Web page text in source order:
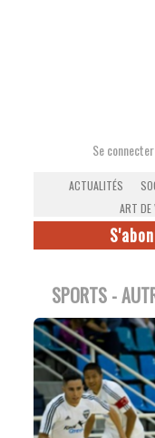
Se connecter
ACTUALITÉS
ART DE
SPORTS -